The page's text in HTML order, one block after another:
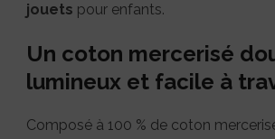
jouets pour enfants.
Un coton mercerisé
lumineux et facile à
Composé à 100 % de coton